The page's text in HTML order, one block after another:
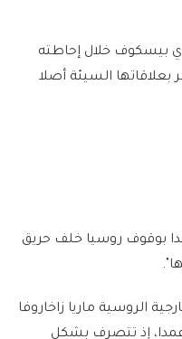
بيسكوف خلال إحاطته
بعلاقاتها السيئة أصلا
بوقوف روسيا خلف حريق
الروسية ماريا زاخاروفا
إذ تتصرف بشكل